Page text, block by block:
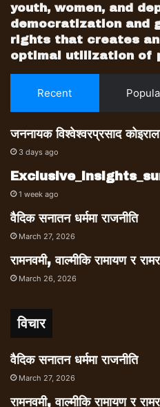
youth, women, and
democratization and
rights that creates
optimal utilization of
Recent
जननायक विश्वेश्वरप्रसाद
3 days ago
1 week ago
वैदिक सनातन धर्ममा राजनीति
March 27, 2026
रामनवमी, वाल्मीकि रामायण र
March 26, 2026
विचार
वैदिक सनातन धर्ममा राजनीति
March 27, 2026
रामनवमी, वाल्मीकि रामायण र